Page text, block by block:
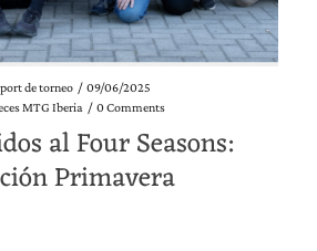
de torneo / 09/06/2025
MTG Iberia / 0 Comments
al Four Seasons:
Primavera